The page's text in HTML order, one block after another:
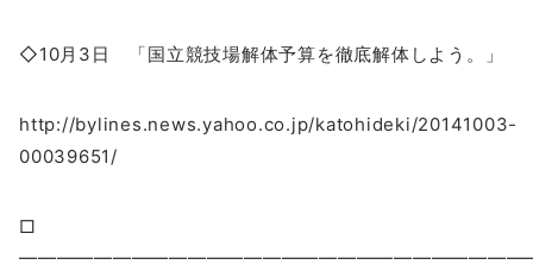
◇10月3日 「国立競技場解体予算を徹底解体しよう。」
http://bylines.news.yahoo.co.jp/katohideki/20141003-
00039651/
□